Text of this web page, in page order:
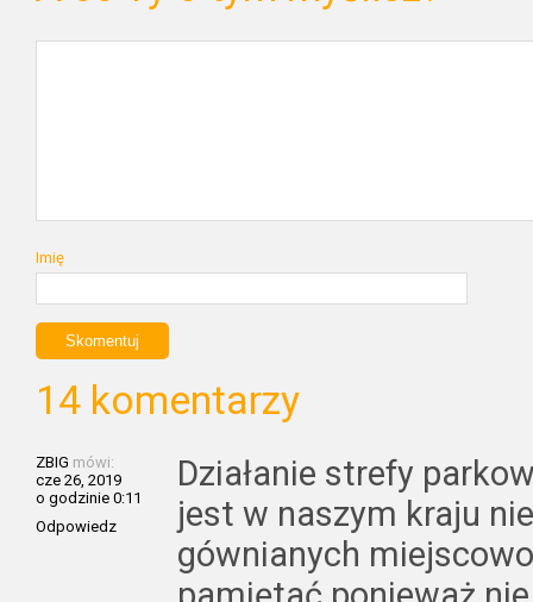
Imię
14 komentarzy
ZBIG mówi:
cze 26, 2019
o godzinie 0:11
Odpowiedz
Działanie strefy
jest w naszym kraju
gównianych